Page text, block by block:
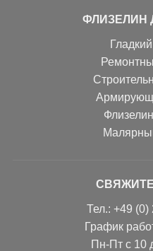
ФЛИЗЕЛИН
Тел.: +49 (0)
График
Пн-Пт с 10